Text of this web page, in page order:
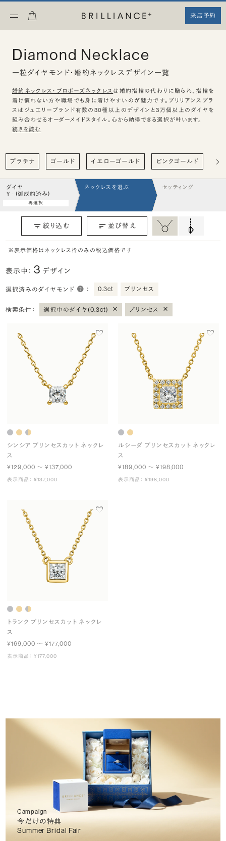
来店予約
Diamond Necklace
一粒ダイヤモンド・婚約ネックレスデザイン一覧
婚約ネックレス・プロポーズネックレス は婚約指輪の代わりに贈られ、指輪を
着け慣れない方や職場でも身に着けやすいのが魅力です。ブリリアンスプラ
スはジュエリーブランド有数の30種以上のデザインと3万個以上のダイヤを
組み合わせるオーダーメイドスタイル。心から納得できる選択が叶います。
続きを読む
プラチナ ゴールド イエローゴールド ピンクゴールド ハ
ダイヤ
¥ - (御成約済み)
再選択
ネックレスを選ぶ セッティング
絞り込む 並び替え
※表示価格はネックレス枠のみの税込価格です
表示中：3 デザイン
選択済みのダイヤモンド ： 0.3ct プリンセス
検索条件： 選択中のダイヤ(0.3ct) × プリンセス ×
シンシア プリンセスカット ネックレ
ス
¥129,000 〜 ¥137,000
表示商品： ¥137,000
ルシーダ プリンセスカット ネックレ
ス
¥189,000 〜 ¥198,000
表示商品： ¥198,000
トランク プリンセスカット ネックレ
ス
¥169,000 〜 ¥177,000
表示商品： ¥177,000
Campaign
今だけの特典
Summer Bridal Fair